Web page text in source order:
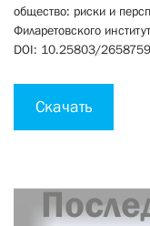
общество: риски и
Филаретовского
DOI: 10.25803/
Скачать